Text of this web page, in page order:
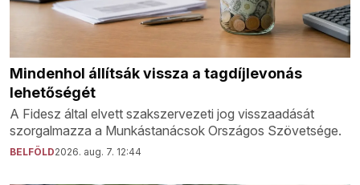
Mindenhol állítsák vissza a tagdíjlevonás
lehetőségét
A Fidesz által elvett szakszervezeti jog visszaadását
szorgalmazza a Munkástanácsok Országos Szövetsége.
BELFÖLD2026. aug. 7. 12:44